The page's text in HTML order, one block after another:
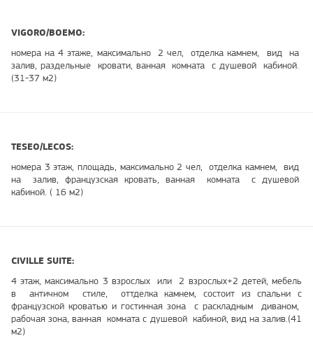
VIGORO/BOEMO:
номера на 4 этаже, максимально 2 чел, отделка камнем, вид на
залив, раздельные кровати, ванная комната с душевой кабиной.
(31-37 м2)
TESEO/LECOS:
номера 3 этаж, площадь, максимально 2 чел, отделка камнем, вид
на залив, французская кровать, ванная комната с душевой
кабиной. ( 16 м2)
CIVILLE SUITE:
4 этаж, максимально 3 взрослых или 2 взрослых+2 детей, мебель
в античном стиле, оттделка камнем, состоит из спальни с
французской кроватью и гостинная зона с раскладным диваном,
рабочая зона, ванная комната с душевой кабиной, вид на залив.(41
м2)